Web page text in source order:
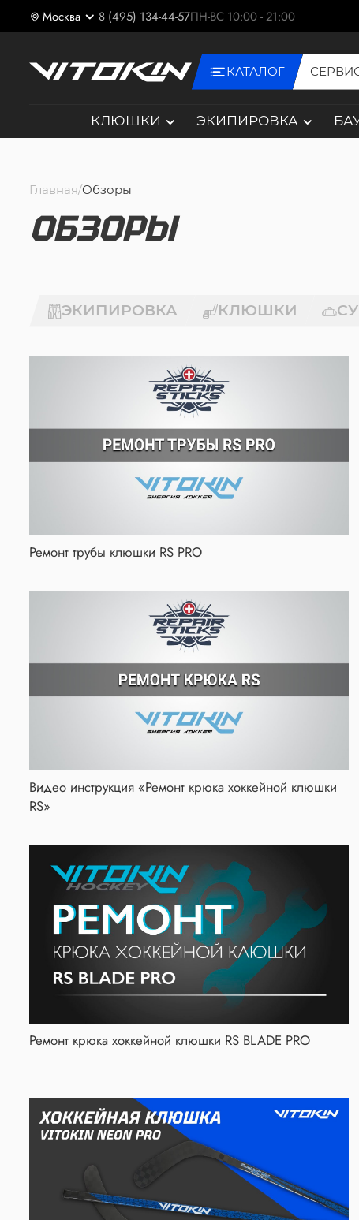
Москва 8 (495) 134-44-57ПН-ВС 10:00 - 21:00
КАТАЛОГ
КЛЮШКИ ЭКИПИРОВКА
Главная Обзоры
ОБЗОРЫ
ЭКИПИРОВКА КЛЮШКИ
Ремонт трубы клюшки RS PRO
Видео инструкция «Ремонт крюка хоккейной клюшки
RS»
Ремонт крюка хоккейной клюшки RS BLADE PRO